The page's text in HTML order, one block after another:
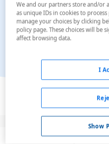
Ver
Descripción
We and our partners store and/or
as unique IDs in cookies to
manage your choices by clicking
policy page. These choices will be
affect browsing data.
Show
I